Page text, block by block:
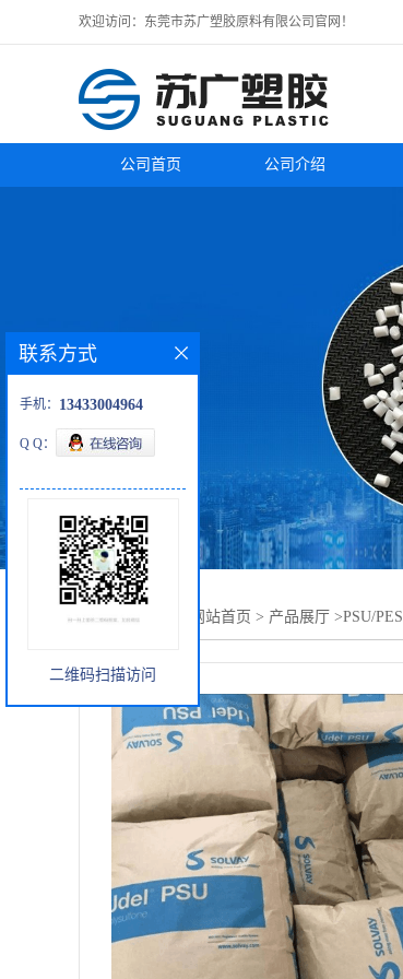
欢迎访问：东莞市苏广塑胶原料有限公司官网！
公司首页 公司介绍
您当前的位置： 网站首页 > 产品展厅 >PSU/PES
联系方式
手机： 13433004964
Q Q：
二维码扫描访问